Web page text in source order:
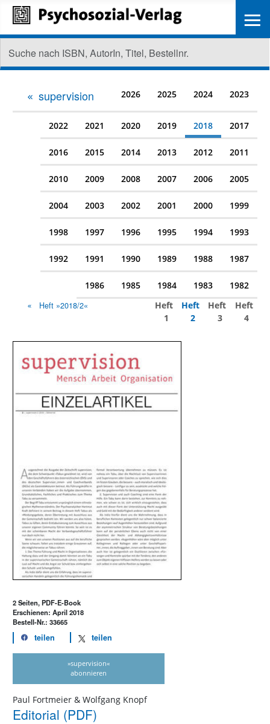
supervision 2026 2025 2024 2023
2022 2021 2020 2019 2018 2017
2016 2015 2014 2013 2012 2011
2010 2009 2008 2007 2006 2005
2004 2003 2002 2001 2000 1999
1998 1997 1996 1995 1994 1993
1992 1991 1990 1989 1988 1987
1986 1985 1984 1983 1982
Heft »2018/2«
Heft
1
Heft
2
Heft
3
Heft
4
2 Seiten, PDF-E-Book
Erschienen: April 2018
Bestell-Nr.: 33665
teilen teilen
»supervision«
abonnieren
Paul Fortmeier & Wolfgang Knopf
Editorial (PDF)
≡